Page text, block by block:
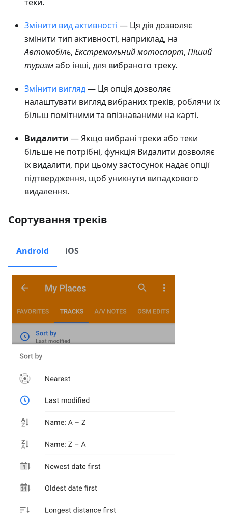
Змінити вид активності — Ця дія дозволяє
змінити тип активності, наприклад, на
Автомобіль, Екстремальний мотоспорт, Піший
туризмабо інші, для вибраного треку.
Змінити вигляд— Ця опція дозволяє
налаштувати вигляд вибраних треків, роблячи їх
більш помітними та впізнаваними на карті.
Видалити — Якщо вибрані треки або теки
більше не потрібні, функція Видалити дозволяє
їх видалити, при цьому застосунок надає опції
підтвердження, щоб уникнути випадкового
видалення.
Сортування треків
Android iOS